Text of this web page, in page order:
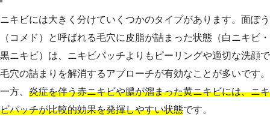
ニキビには大きく分けていくつかのタイプがあります。面ぽう
（コメド）と呼ばれる毛穴に皮脂が詰まった状態（白ニキビ・
黒ニキビ）は、ニキビパッチよりもピーリングや適切な洗顔で
毛穴の詰まりを解消するアプローチが有効なことが多いです。
一方、 炎症を伴う赤ニキビや膿が溜まった黄ニキビには、ニキ
ビパッチが比較的効果を発揮しやすい状態です。